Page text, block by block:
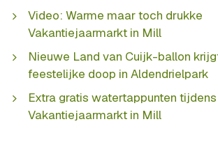
Video: Warme maar toch drukke
Vakantiejaarmarkt in Mill
Nieuwe Land van Cuijk-ballon
feestelijke doop in Aldendrielpark
Extra gratis watertappunten
Vakantiejaarmarkt in Mill